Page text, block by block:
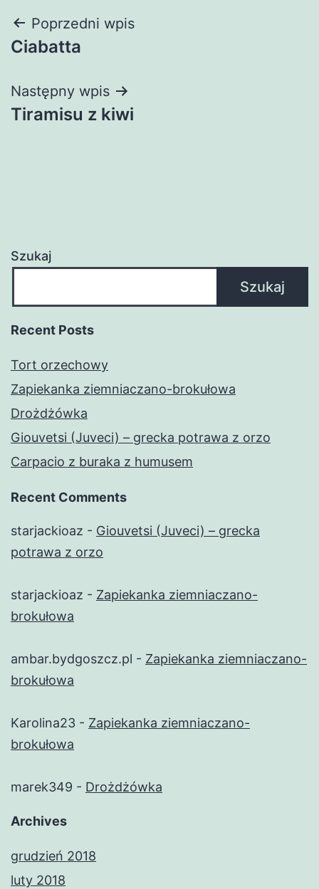
Nawigacja
wpisu
Poprzedni wpis
Ciabatta
Następny wpis
Tiramisu z kiwi
Szukaj
Szukaj
Recent Posts
Tort orzechowy
Zapiekanka ziemniaczano-brokułowa
Drożdżówka
Giouvetsi (Juveci) – grecka potrawa z orzo
Carpacio z buraka z humusem
Recent Comments
starjackioaz - Giouvetsi (Juveci) – grecka
potrawa z orzo
starjackioaz - Zapiekanka ziemniaczano-
brokułowa
ambar.bydgoszcz.pl - Zapiekanka ziemniaczano-
brokułowa
Karolina23 - Zapiekanka ziemniaczano-
brokułowa
marek349 - Drożdżówka
Archives
grudzień 2018
luty 2018